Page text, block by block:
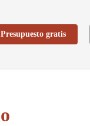
Presupuesto gratis